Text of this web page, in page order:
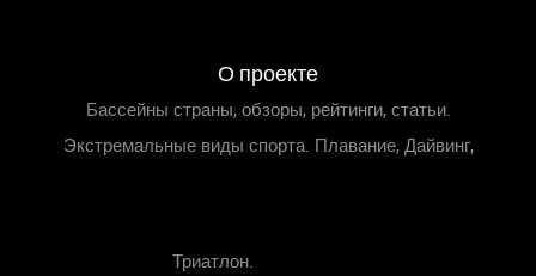
О проекте
Бассейны страны, обзоры, рейтинги, статьи.
Экстремальные виды спорта. Плавание, Дайвинг,
Триатлон.